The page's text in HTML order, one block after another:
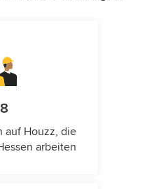
auf Houzz, die
arbeiten